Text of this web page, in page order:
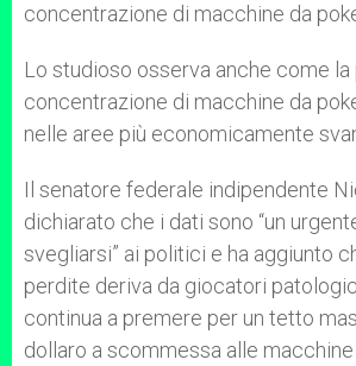
concentrazione di macchine da
Lo studioso osserva anche come la
concentrazione di macchine da
nelle aree più economicamente
Il senatore federale indipendente
dichiarato che i dati sono “un
svegliarsi” ai politici e ha aggiunto
perdite deriva da giocatori
continua a premere per un tetto
dollaro a scommessa alle macchine